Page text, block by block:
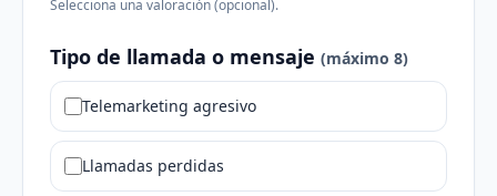
Selecciona una valoración (opcional).
Tipo de llamada o mensaje (máximo 8)
Telemarketing agresivo
Llamadas perdidas